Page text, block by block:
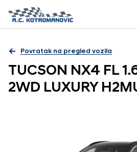
Povratak na pregled vozila
TUCSON NX4 FL
2WD LUXURY